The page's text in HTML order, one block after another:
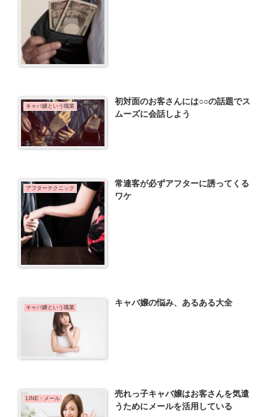
キャバ嬢という職業
初対面のお客さんには○○の話題でス
ムーズに会話しよう
アフターテクニック
常連客が必ずアフターに誘ってくる
ワケ
キャバ嬢という職業 キャバ嬢の悩み、あるある大全
LINE・メール
売れっ子キャバ嬢はお客さんを気遣
うためにメールを活用している